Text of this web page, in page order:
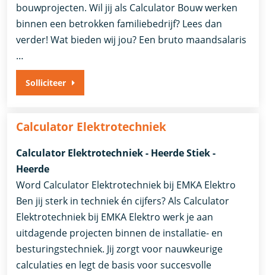
bouwprojecten. Wil jij als Calculator Bouw werken
binnen een betrokken familiebedrijf? Lees dan
verder! Wat bieden wij jou? Een bruto maandsalaris
…
Solliciteer
Calculator Elektrotechniek
Calculator Elektrotechniek - Heerde Stiek -
Heerde
Word Calculator Elektrotechniek bij EMKA Elektro
Ben jij sterk in techniek én cijfers? Als Calculator
Elektrotechniek bij EMKA Elektro werk je aan
uitdagende projecten binnen de installatie- en
besturingstechniek. Jij zorgt voor nauwkeurige
calculaties en legt de basis voor succesvolle